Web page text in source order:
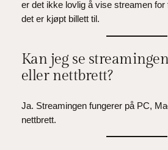
er det ikke lovlig å vise streamen
det er kjøpt billett til.
Kan jeg se
eller nettbrett?
Ja. Streamingen fungerer på PC,
nettbrett.